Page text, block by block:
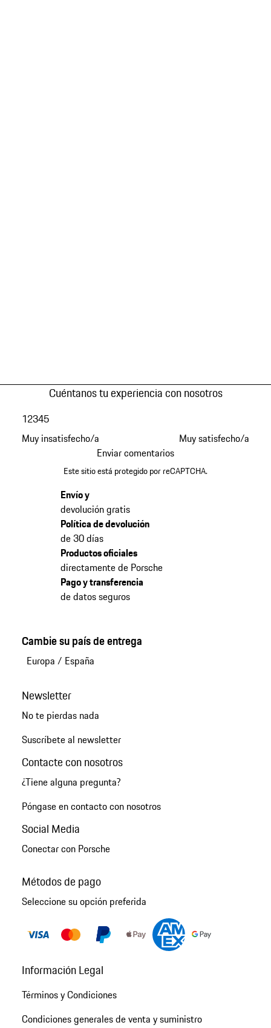
Cuéntanos tu experiencia con nosotros
Muy insatisfecho/a
12345
Muy satisfecho/a
Enviar comentarios
Este sitio está protegido por reCAPTCHA.
Envío y
devolución gratis
Política de devolución
de 30 días
Productos oficiales
directamente de Porsche
Pago y transferencia
de datos seguros
Cambie su país de entrega
Europa / España
Newsletter
No te pierdas nada
Suscríbete al newsletter
Contacte con nosotros
¿Tiene alguna pregunta?
Póngase en contacto con nosotros
Social Media
Conectar con Porsche
Métodos de pago
Seleccione su opción preferida
Información Legal
Términos y Condiciones
Condiciones generales de venta y suministro